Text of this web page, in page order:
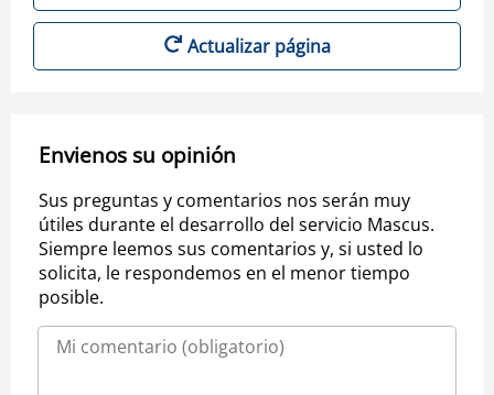
Actualizar página
Envienos su opinión
Sus preguntas y comentarios nos serán muy
útiles durante el desarrollo del servicio Mascus.
Siempre leemos sus comentarios y, si usted lo
solicita, le respondemos en el menor tiempo
posible.